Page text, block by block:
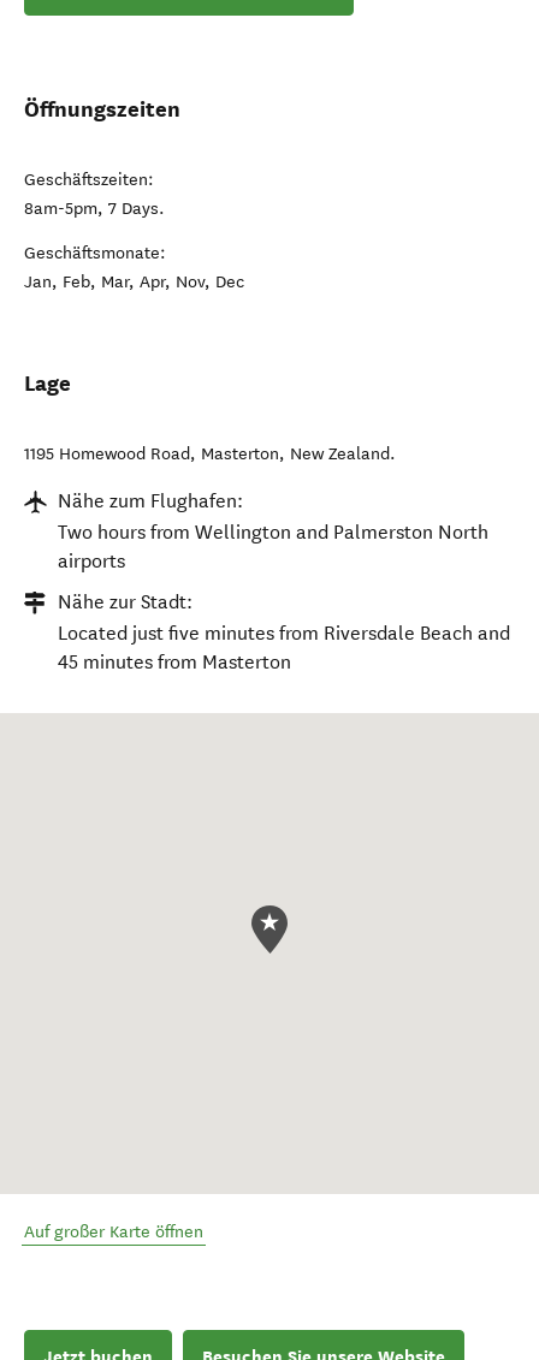
Öffnungszeiten
Geschäftszeiten:
8am-5pm, 7 Days.
Geschäftsmonate:
Jan, Feb, Mar, Apr, Nov, Dec
Lage
1195 Homewood Road, Masterton, New Zealand.
Nähe zum Flughafen:
Two hours from Wellington and Palmerston North
airports
Nähe zur Stadt:
Located just five minutes from Riversdale Beach and
45 minutes from Masterton
Auf großer Karte öffnen